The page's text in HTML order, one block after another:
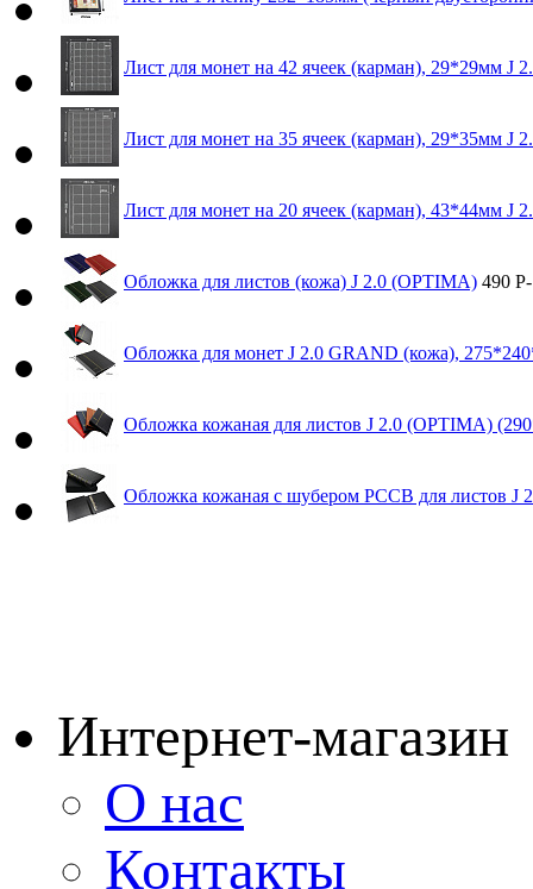
Лист для монет на 42 ячеек (карман), 29*29мм J
Лист для монет на 35 ячеек (карман), 29*35мм J
Лист для монет на 20 ячеек (карман), 43*44мм J
Обложка для листов (кожа) J 2.0 (OPTIMA) 490 Р-
Обложка для монет J 2.0 GRAND (кожа),
Обложка кожаная для листов J 2.0 (OPTIMA)
Обложка кожаная с шубером РССВ для листов J
Интернет-магазин
О нас
Контакты